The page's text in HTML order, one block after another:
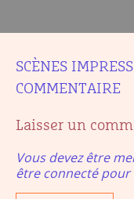
SCÈNES
COMMENTAIRE
Laisser un
Vous devez être
être connecté